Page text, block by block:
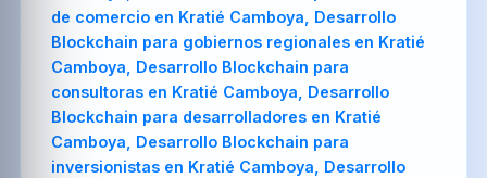
de comercio en Kratié Camboya, Desarrollo
Blockchain para gobiernos regionales en Kratié
Camboya, Desarrollo Blockchain para
consultoras en Kratié Camboya, Desarrollo
Blockchain para desarrolladores en Kratié
Camboya, Desarrollo Blockchain para
inversionistas en Kratié Camboya, Desarrollo